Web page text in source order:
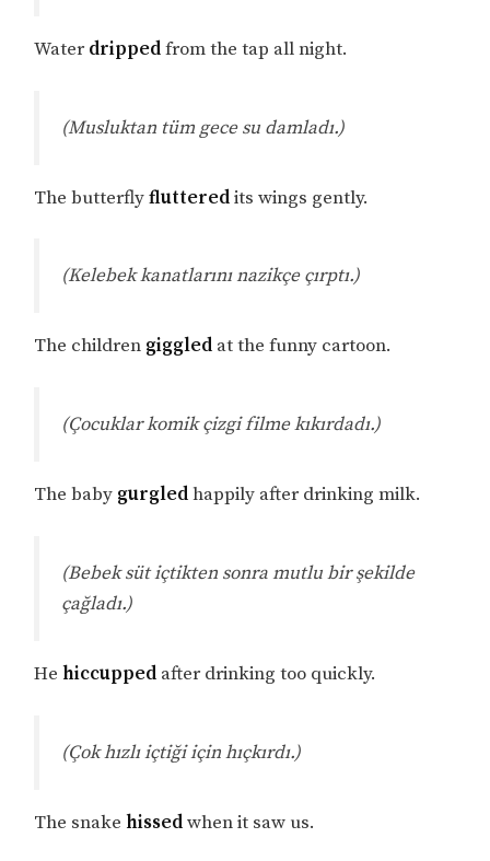
Water drippedfrom the tap all night.
(Musluktan tüm gece su damladı.)
The butterflyflutteredits wings gently.
(Kelebek kanatlarını nazikçe çırptı.)
The children giggled at the funny cartoon.
(Çocuklar komik çizgi filme kıkırdadı.)
The baby gurgledhappily after drinking milk.
(Bebek süt içtikten sonra mutlu bir şekilde
çağladı.)
Hehiccupped after drinking too quickly.
(Çok hızlı içtiği için hıçkırdı.)
The snakehissedwhen it saw us.